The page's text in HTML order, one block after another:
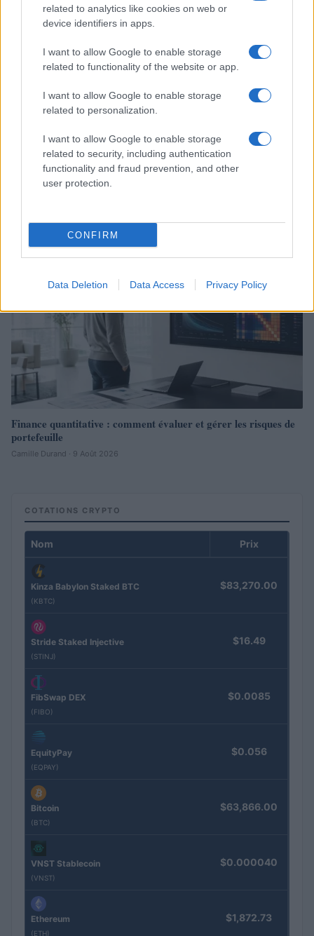
related to analytics like cookies on web or
device identifiers in apps.
I want to allow Google to enable storage
related to functionality of the website or app.
I want to allow Google to enable storage
related to personalization.
I want to allow Google to enable storage
related to security, including authentication
functionality and fraud prevention, and other
user protection.
CONFIRM
Data Deletion Data Access Privacy Policy
Débroussaillage forestier : pourquoi une taxe collective
pourrait changer la donne
Finance quantitative : comment évaluer et gérer les risques de
portefeuille
Camille Durand · 9 Août 2026
COTATIONS CRYPTO
Nom Prix
Kinza Babylon Staked BTC
(KBTC)
$83,270.00
Stride Staked Injective
(STINJ)
$16.49
FibSwap DEX
(FIBO)
$0.0085
EquityPay
(EQPAY)
$0.056
Bitcoin
(BTC)
$63,866.00
VNST Stablecoin
(VNST)
$0.000040
Ethereum
(ETH)
$1,872.73